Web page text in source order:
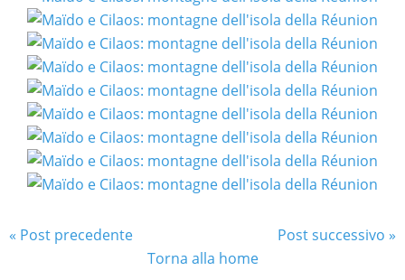
« Post precedente
Post successivo »
Torna alla home